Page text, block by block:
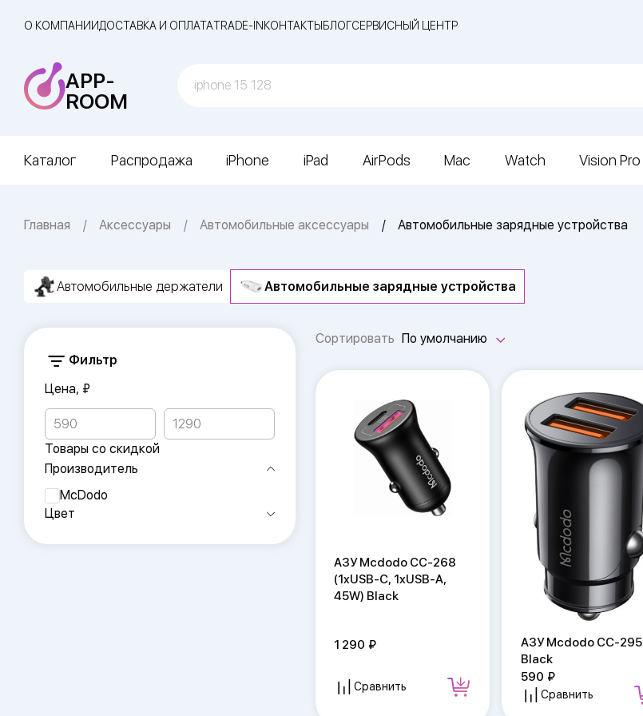
О КОМПАНИИДОСТАВКА И ОПЛАТАTRADE-INКОНТАКТЫБЛОГСЕРВИСНЫЙ ЦЕНТР
APP-
ROOM
Каталог Распродажа iPhone iPad AirPods Mac Watch Vision Pro
Главная Аксессуары Автомобильные аксессуары Автомобильные зарядные устройства
Автомобильные держатели Автомобильные зарядные устройства
Фильтр
Цена, ₽
Товары со скидкой
Производитель
McDodo
Цвет
Сортировать По умолчанию
АЗУ Mcdodo CC-268
(1xUSB-C, 1xUSB-A,
45W) Black
1 290
Сравнить
АЗУ Mcdodo CC-295
Black
590
Сравнить